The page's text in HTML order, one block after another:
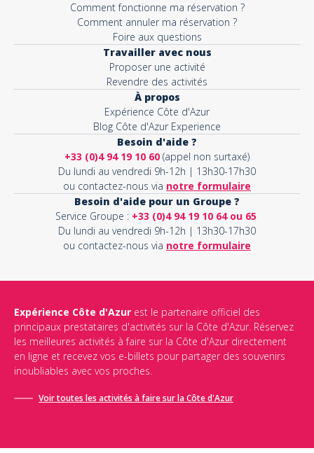
Comment fonctionne ma réservation ?
Comment annuler ma réservation ?
Foire aux questions
Travailler avec nous
Proposer une activité
Revendre des activités
À propos
Expérience Côte d'Azur
Blog Côte d'Azur Experience
Besoin d'aide ?
+33 (0)4 94 19 10 60 (appel non surtaxé)
Du lundi au vendredi 9h-12h | 13h30-17h30
ou contactez-nous via notre formulaire
Besoin d'aide pour un Groupe ?
Service Groupe : +33 (0)4 94 19 10 64 ou 65
Du lundi au vendredi 9h-12h | 13h30-17h30
ou contactez-nous via notre formulaire
Expérience Côte d'Azur est le partenaire officiel des
principaux prestataires d'activités sur la Côte d'Azur. Réservez
les meilleures activités à faire sur la Côte d'Azur directement
en ligne et recevez vos e-billets pour partager des souvenirs
inoubliables avec vos proches.
Voir toutes les activités à faire sur la Côte d'Azur